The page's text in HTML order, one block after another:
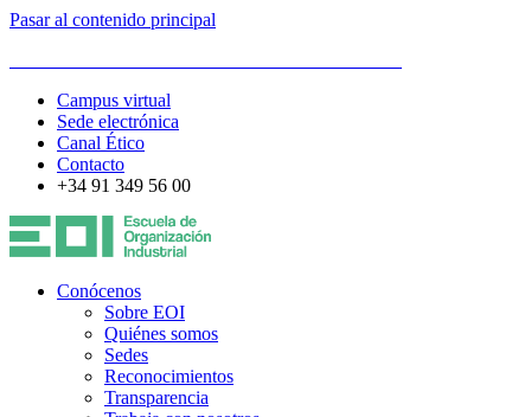
Pasar al contenido principal
Campus virtual
Sede electrónica
Canal Ético
Contacto
+34 91 349 56 00
Conócenos
Sobre EOI
Quiénes somos
Sedes
Reconocimientos
Transparencia